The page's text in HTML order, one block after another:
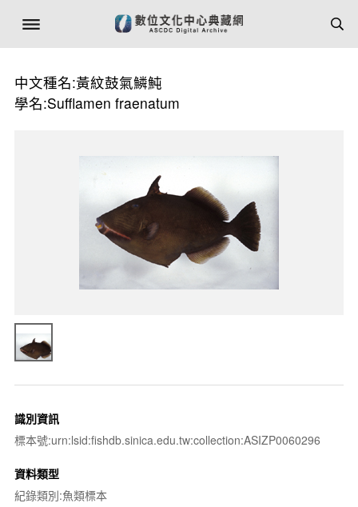
中文種名:黃紋鼓氣鱗魨
學名:Sufflamen fraenatum
識別資訊
標本號:urn:lsid:fishdb.sinica.edu.tw:collection:ASIZP0060296
資料類型
紀錄類別:魚類標本